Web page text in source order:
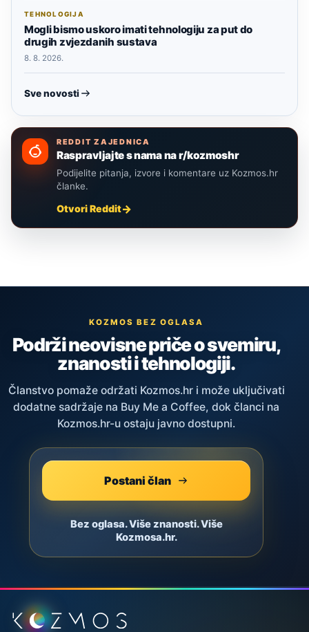
TEHNOLOGIJA
Mogli bismo uskoro imati tehnologiju za put do
drugih zvjezdanih sustava
8. 8. 2026.
Sve novosti
REDDIT ZAJEDNICA
Raspravljajte s nama na r/kozmoshr
Podijelite pitanja, izvore i komentare uz Kozmos.hr
članke.
Otvori Reddit
KOZMOS BEZ OGLASA
Podrži neovisne priče o svemiru,
znanosti i tehnologiji.
Članstvo pomaže održati Kozmos.hr i može uključivati
dodatne sadržaje na Buy Me a Coffee, dok članci na
Kozmos.hr-u ostaju javno dostupni.
Postani član
Bez oglasa. Više znanosti. Više
Kozmosa.hr.
Podnožje stranice